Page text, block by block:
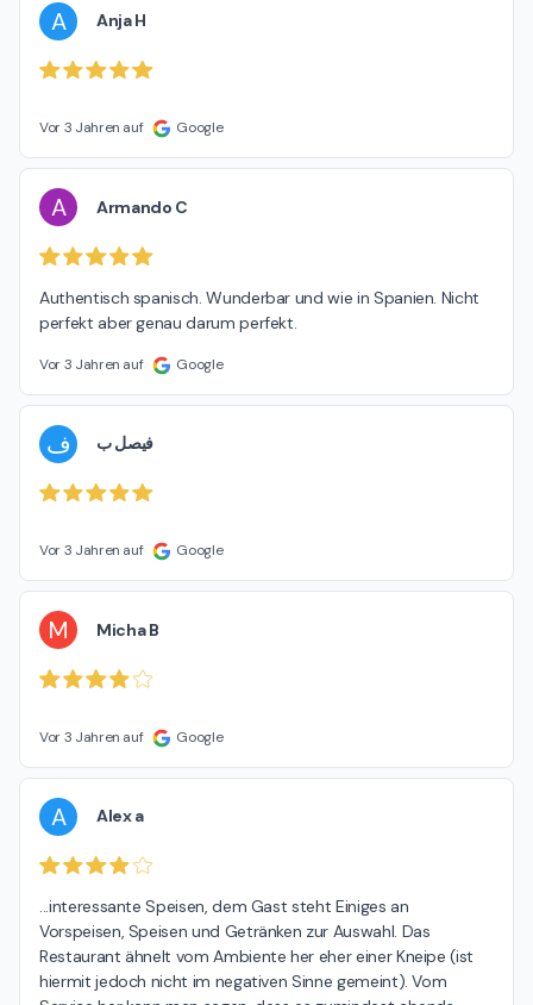
A Anja H
Vor 3 Jahren auf Google
A Armando C
Authentisch spanisch. Wunderbar und wie in Spanien. Nicht
perfekt aber genau darum perfekt.
Vor 3 Jahren auf Google
ف فيصل ب
Vor 3 Jahren auf Google
M Micha B
Vor 3 Jahren auf Google
A Alex a
...interessante Speisen, dem Gast steht Einiges an
Vorspeisen, Speisen und Getränken zur Auswahl. Das
Restaurant ähnelt vom Ambiente her eher einer Kneipe (ist
hiermit jedoch nicht im negativen Sinne gemeint). Vom